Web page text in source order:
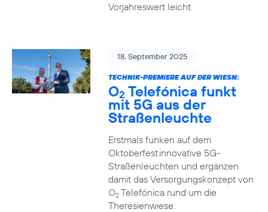
Vorjahreswert leicht
18. September 2025
TECHNIK-PREMIERE AUF DER WIESN:
O2 Telefónica funkt
mit 5G aus der
Straßenleuchte
Erstmals funken auf dem
Oktoberfest innovative 5G-
Straßenleuchten und ergänzen
damit das Versorgungskonzept von
O2Telefónica rund um die
Theresienwiese.